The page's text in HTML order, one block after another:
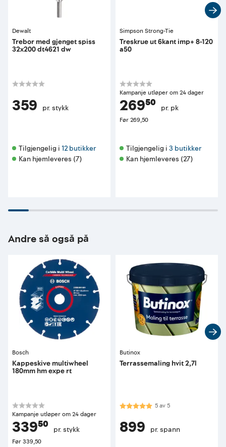
Dewalt
Trebor med gjenget spiss
32x200 dt4621 dw
359 pr. stykk
Tilgjengelig i 12 butikker
Kan hjemleveres (7)
Simpson Strong-Tie
Treskrue ut 6kant imp+ 8-120
a50
Kampanje utløper om 24 dager
269⁵⁰ pr. pk
Før269,50
Tilgjengelig i 3 butikker
Kan hjemleveres (27)
Andre så også på
Bosch
Kappeskive multiwheel
180mm hm expe rt
Kampanje utløper om 24 dager
339⁵⁰ pr. stykk
Før339,50
Butinox
Terrassemaling hvit 2,7l
Karakter:5.0 av 5 mulige
5av5
899 pr. spann